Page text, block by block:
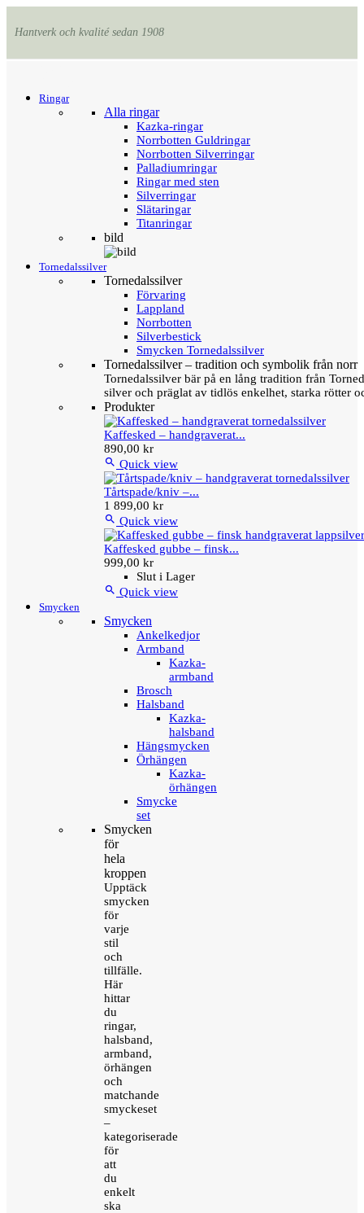
Hantverk och kvalité sedan 1908
Ringar
Alla ringar
Kazka-ringar
Norrbotten Guldringar
Norrbotten Silverringar
Palladiumringar
Ringar med sten
Silverringar
Slätaringar
Titanringar
bild
Tornedalssilver
Tornedalssilver
Förvaring
Lappland
Norrbotten
Silverbestick
Smycken Tornedalssilver
Tornedalssilver – tradition och symbolik från norr
Tornedalssilver bär på en lång tradition från
silver och präglat av tidlös enkelhet, starka rötter
Produkter
Kaffesked – handgraverat...
890,00 kr
 Quick view
Tårtspade/kniv –...
1 899,00 kr
 Quick view
Kaffesked gubbe – finsk...
999,00 kr
Slut i Lager
 Quick view
Smycken
Smycken
Ankelkedjor
Armband
Kazka-
armband
Brosch
Halsband
Kazka-
halsband
Hängsmycken
Örhängen
Kazka-
örhängen
Smycke
set
Smycken
för
hela
kroppen
Upptäck
smycken
för
varje
stil
och
tillfälle.
Här
hittar
du
ringar,
halsband,
armband,
örhängen
och
matchande
smyckeset
–
kategoriserade
för
att
du
enkelt
ska